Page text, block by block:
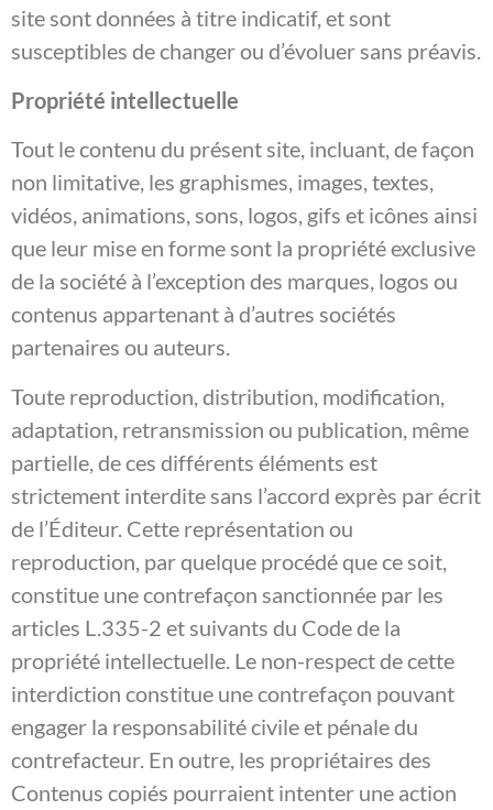
site sont données à titre indicatif, et sont
susceptibles de changer ou d’évoluer sans préavis.
Propriété intellectuelle
Tout le contenu du présent site, incluant, de façon
non limitative, les graphismes, images, textes,
vidéos, animations, sons, logos, gifs et icônes ainsi
que leur mise en forme sont la propriété exclusive
de la société à l’exception des marques, logos ou
contenus appartenant à d’autres sociétés
partenaires ou auteurs.
Toute reproduction, distribution, modification,
adaptation, retransmission ou publication, même
partielle, de ces différents éléments est
strictement interdite sans l’accord exprès par écrit
de l’Éditeur. Cette représentation ou
reproduction, par quelque procédé que ce soit,
constitue une contrefaçon sanctionnée par les
articles L.335-2 et suivants du Code de la
propriété intellectuelle. Le non-respect de cette
interdiction constitue une contrefaçon pouvant
engager la responsabilité civile et pénale du
contrefacteur. En outre, les propriétaires des
Contenus copiés pourraient intenter une action